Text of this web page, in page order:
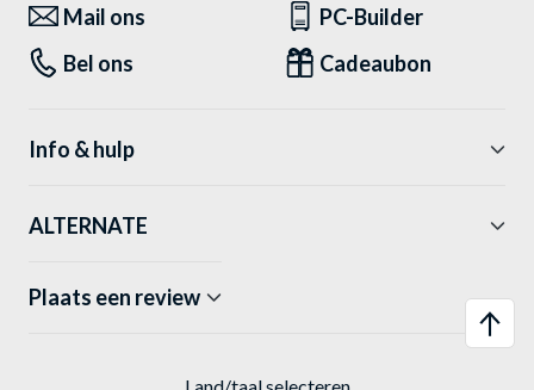
Mail ons
PC-Builder
Bel ons
Cadeaubon
Info & hulp
ALTERNATE
Plaats een review